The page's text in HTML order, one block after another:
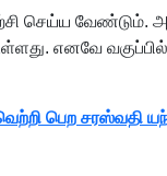
செய்ய வேண்டும்.
எனவே வகுப்பில்
பெற சரஸ்வதி